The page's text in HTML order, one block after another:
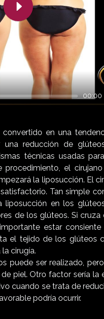
00:00
Play
en una
reducción de
técnicas usadas
el
la liposucción. El
Tan simple
liposucción en los
de los glúteos. Si
estar
el tejido de los glúteos
cirugía.
puede ser realizado,
piel. Otro factor sería la
cuando se trata de
podría ocurrir.